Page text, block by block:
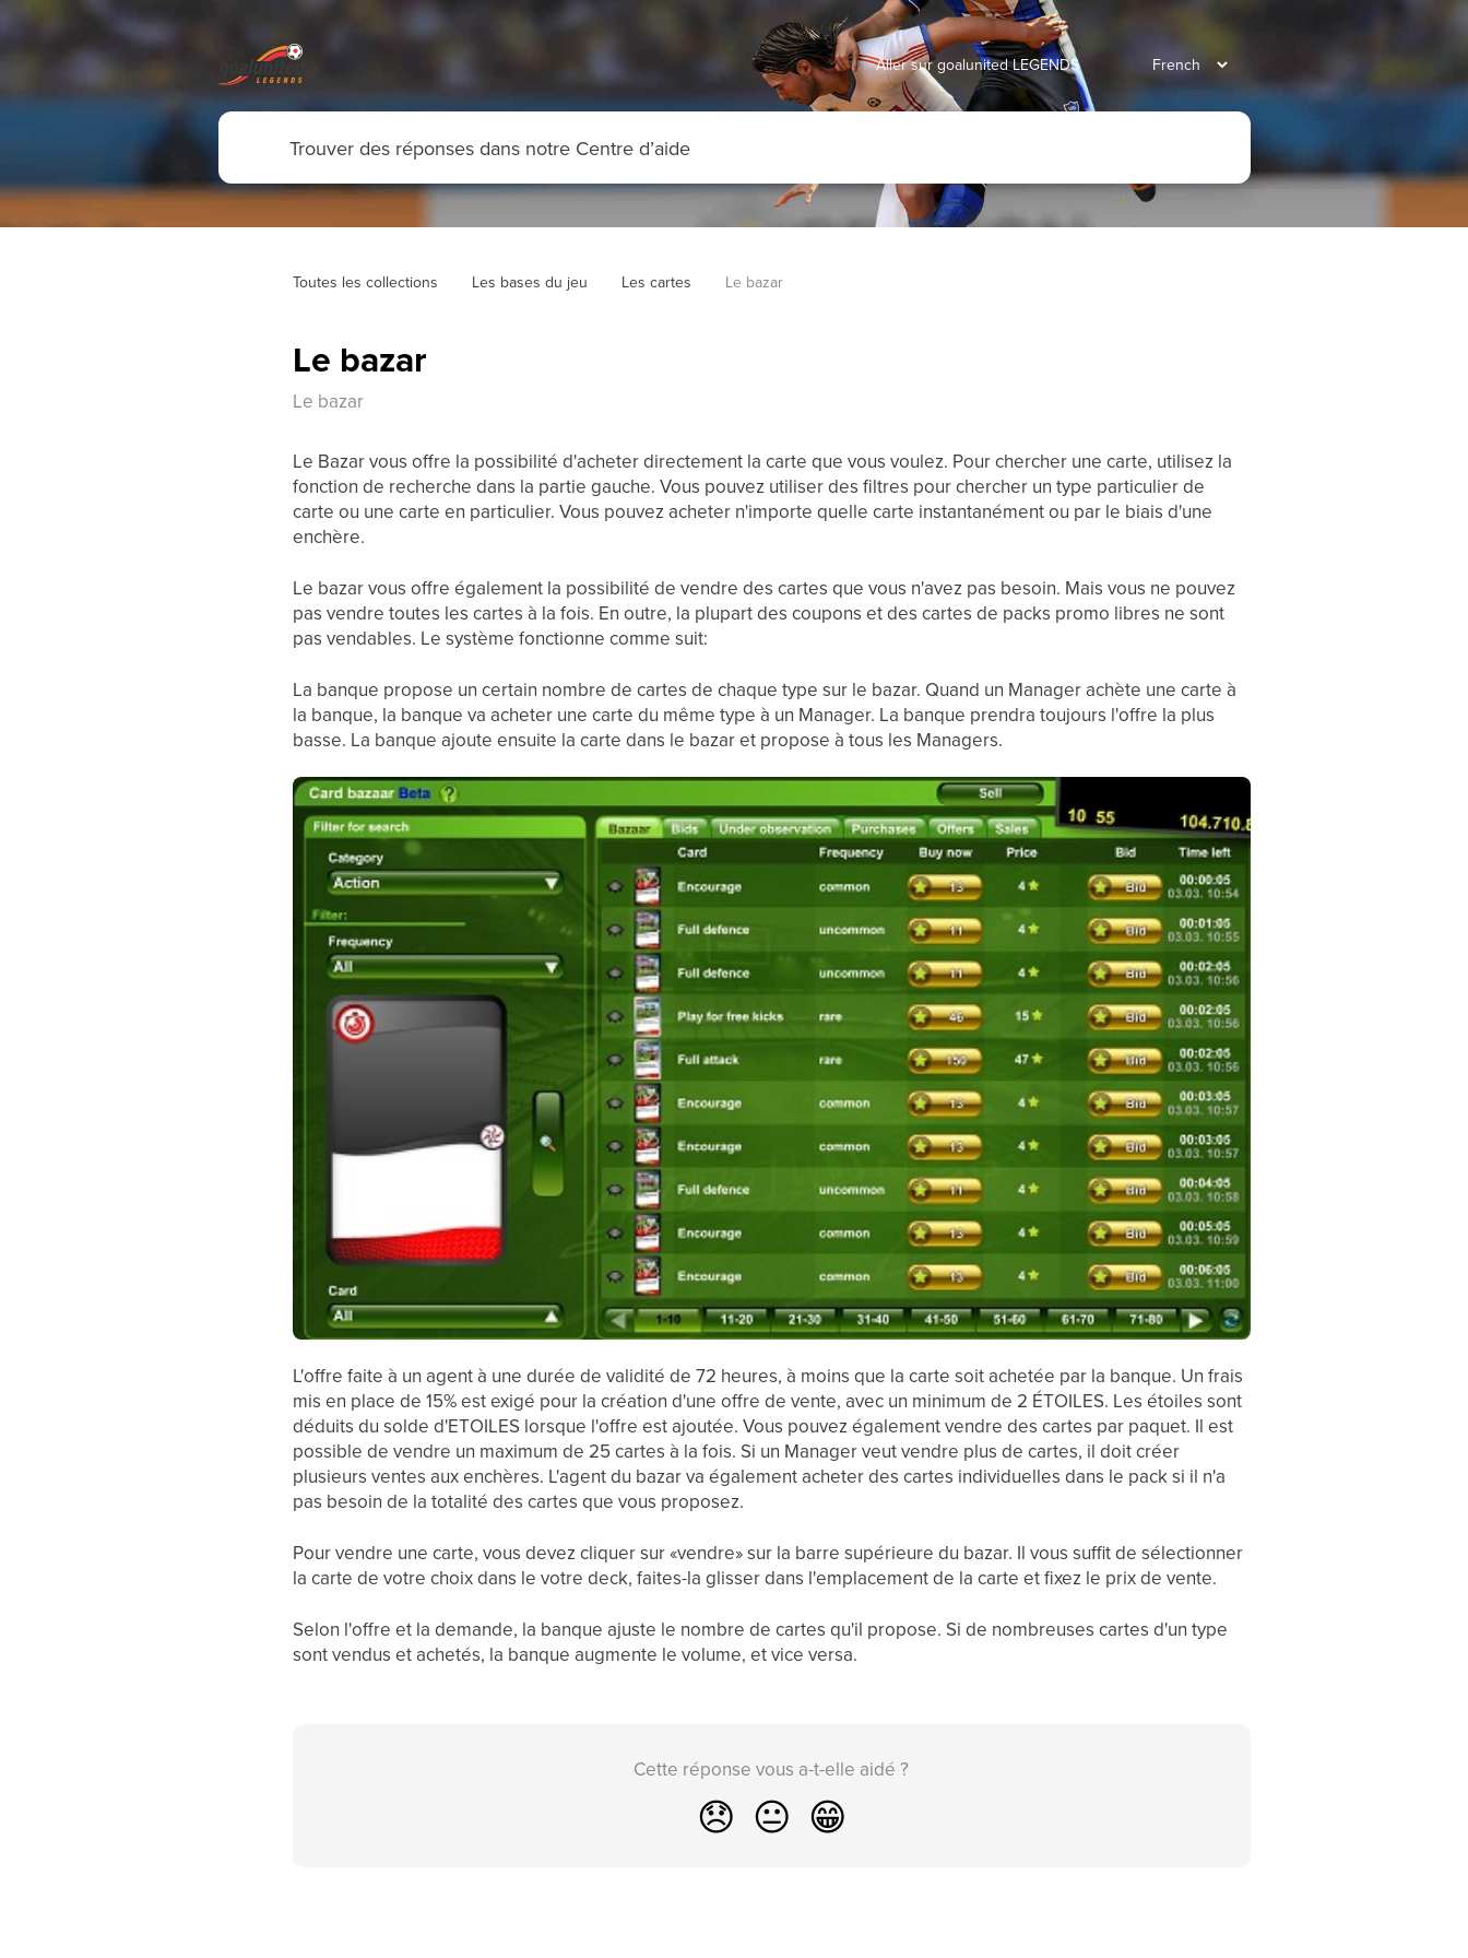
Aller sur goalunited LEGENDS
Toutes les collections Les bases du jeu Les cartes Le bazar
Le bazar
Le bazar
Le Bazar vous offre la possibilité d'acheter directement la carte que vous voulez. Pour chercher une carte, utilisez la
fonction de recherche dans la partie gauche. Vous pouvez utiliser des filtres pour chercher un type particulier de
carte ou une carte en particulier. Vous pouvez acheter n'importe quelle carte instantanément ou par le biais d'une
enchère.
Le bazar vous offre également la possibilité de vendre des cartes que vous n'avez pas besoin. Mais vous ne pouvez
pas vendre toutes les cartes à la fois. En outre, la plupart des coupons et des cartes de packs promo libres ne sont
pas vendables. Le système fonctionne comme suit:
La banque propose un certain nombre de cartes de chaque type sur le bazar. Quand un Manager achète une carte à
la banque, la banque va acheter une carte du même type à un Manager. La banque prendra toujours l'offre la plus
basse. La banque ajoute ensuite la carte dans le bazar et propose à tous les Managers.
L'offre faite à un agent à une durée de validité de 72 heures, à moins que la carte soit achetée par la banque. Un frais
mis en place de 15% est exigé pour la création d'une offre de vente, avec un minimum de 2 ÉTOILES. Les étoiles sont
déduits du solde d'ETOILES lorsque l'offre est ajoutée. Vous pouvez également vendre des cartes par paquet. Il est
possible de vendre un maximum de 25 cartes à la fois. Si un Manager veut vendre plus de cartes, il doit créer
plusieurs ventes aux enchères. L'agent du bazar va également acheter des cartes individuelles dans le pack si il n'a
pas besoin de la totalité des cartes que vous proposez.
Pour vendre une carte, vous devez cliquer sur «vendre» sur la barre supérieure du bazar. Il vous suffit de sélectionner
la carte de votre choix dans le votre deck, faites-la glisser dans l'emplacement de la carte et fixez le prix de vente.
Selon l'offre et la demande, la banque ajuste le nombre de cartes qu'il propose. Si de nombreuses cartes d'un type
sont vendus et achetés, la banque augmente le volume, et vice versa.
Cette réponse vous a-t-elle aidé ?
😞 😐 😁